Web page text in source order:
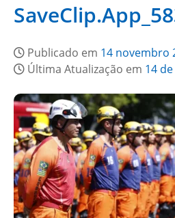
Publicado em 14 novembro
Última Atualização em 14